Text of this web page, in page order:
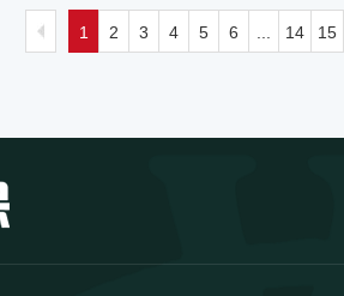
1 2 3 4 5 6 14 15